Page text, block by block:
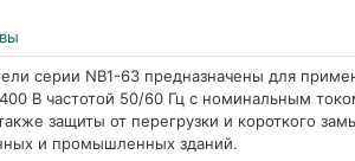
серии NB1-63 предназначены для
В частотой 50/60 Гц с номинальным
защиты от перегрузки и короткого
и промышленных зданий.